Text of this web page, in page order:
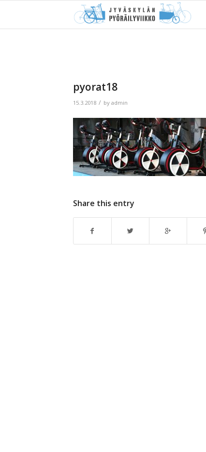
pyorat18
15.3.2018 / by admin
Share this entry